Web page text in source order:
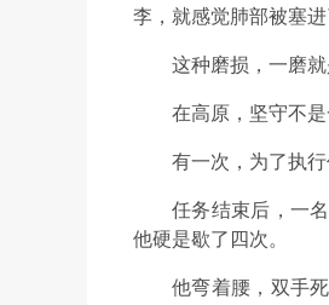
李，就感觉肺部被塞
这种磨损，一磨就
在高原，坚守不
有一次，为了执
任务结束后，一
他硬是歇了四次。
他弯着腰，双手